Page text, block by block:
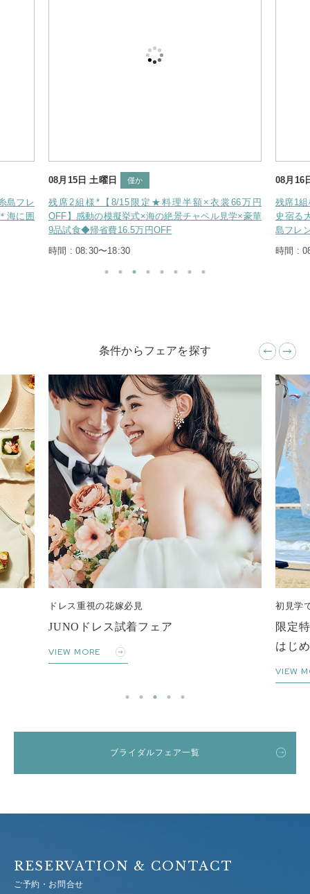
島フレ
海に囲
08月15日 土曜日 僅か
残席2組様*【8/15限定★料理半額×衣裳66万円
OFF】感動の模擬挙式×海の絶景チャペル見学×豪華
9品試食◆帰省費16.5万円OFF
時間 : 08:30〜18:30
08月16
残席1
史宿る
島フレ
時間 :
条件からフェアを探す
ドレス重視の花嫁必見
JUNOドレス試着フェア
VIEW MORE
初見学
限定
はじ
VIEW
ブライダルフェア一覧
RESERVATION & CONTACT
ご予約・お問合せ